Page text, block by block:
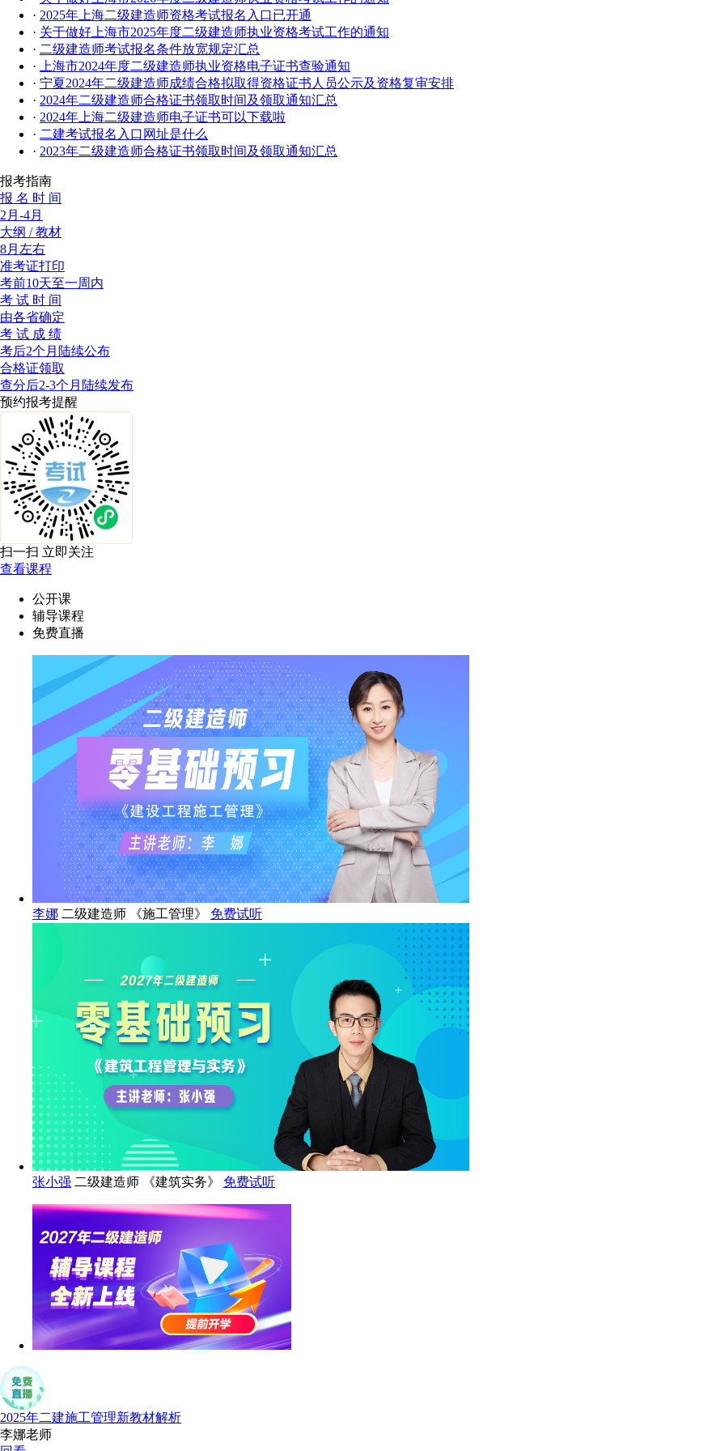
· 2025年上海二级建造师资格考试报名入口已开通
· 关于做好上海市2025年度二级建造师执业资格考试工作的通知
· 二级建造师考试报名条件放宽规定汇总
·
上海市2024年度二级建造师执业资格电子证书查验通知
· 宁夏2024年二级建造师成绩合格拟取得资格证书人员公示及资格复审安排
· 2024年二级建造师合格证书领取时间及领取通知汇总
· 2024年上海二级建造师电子证书可以下载啦
· 二建考试报名入口网址是什么
· 2023年二级建造师合格证书领取时间及领取通知汇总
报考指南
报 名 时 间
2月-4月
大纲 / 教材
8月左右
准考证打印
考前10天至一周内
考 试 时 间
由各省确定
考 试 成 绩
考后2个月陆续公布
合格证领取
查分后2-3个月陆续发布
预约报考提醒
扫一扫 立即关注
查看课程
公开课
辅导课程
免费直播
李娜 二级建造师 《施工管理》 免费试听
张小强 二级建造师 《建筑实务》 免费试听
2025年二建施工管理新教材解析
李娜老师